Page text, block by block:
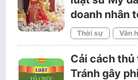
doanh nhân
Thời sự Văn
Cải cách thủ
Tránh gây